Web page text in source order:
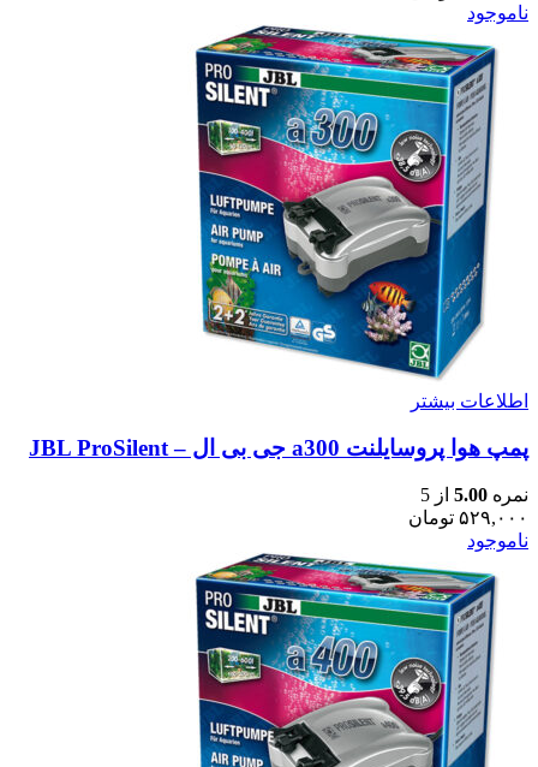
ناموجود
اطلاعات بیشتر
پمپ هوا پروسایلنت a300 جی بی ال – JBL ProSilent
نمره 5.00 از 5
۵۲۹,۰۰۰ تومان
ناموجود